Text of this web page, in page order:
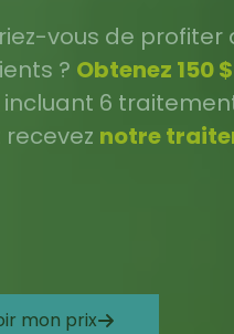
vous de profiter
? Obtenez 150 $
6
notre
mon prix